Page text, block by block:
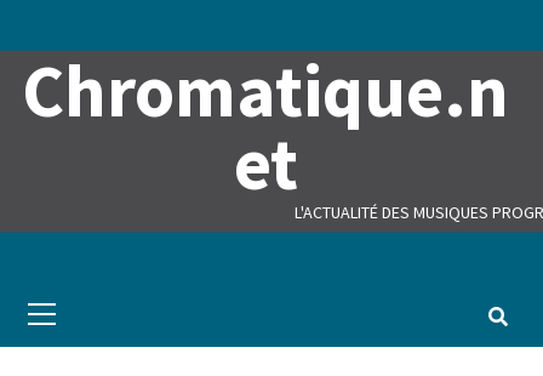
Chromatique.n
et
L'ACTUALITÉ DES MUSIQUES
Menu